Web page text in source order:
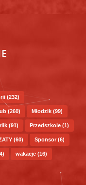
(232)
(260) Młodzik (99)
(91) Przedszkole (1)
(60) Sponsor (6)
wakacje (16)